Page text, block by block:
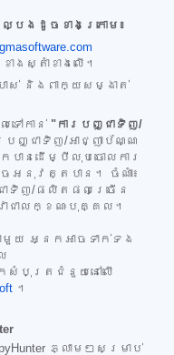
ល្បងដូចខាងក្រោម៖
ាងស្តាំខាងលើ។
ាស់ និងពាក្យសម្ងាត់
ៅកាន់ "ការបញ្ជាទិញ/
បញ្ជាទិញ/អាជ្ញាប័ណ្ណ
នដើម្បីលុបចោលការ
អនុវត្តបាន។ ចំណាំ៖
ាទិញ/ផលិតផលច្រើន
ាលក្ខណៈបុគ្គល។
យ អ្នកអាចទាក់ទង
កសំបុត្រជំនួយនៅលើ
។
ភ្លាមៗសម្រាប់